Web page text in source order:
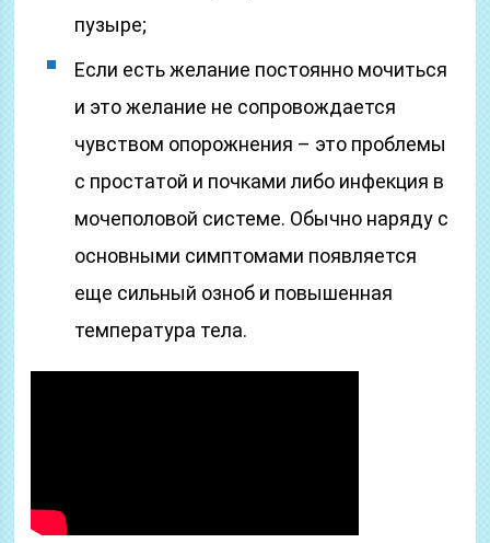
пузыре;
Если есть желание постоянно мочиться
и это желание не сопровождается
чувством опорожнения – это проблемы
с простатой и почками либо инфекция в
мочеполовой системе. Обычно наряду с
основными симптомами появляется
еще сильный озноб и повышенная
температура тела.